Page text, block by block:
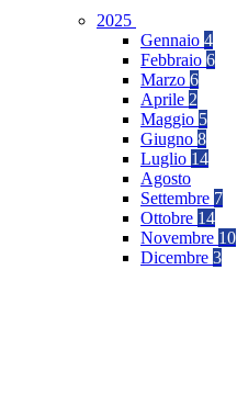
2025
Gennaio 4
Febbraio 6
Marzo 6
Aprile 2
Maggio 5
Giugno 8
Luglio 14
Agosto
Settembre 7
Ottobre 14
Novembre 10
Dicembre 3